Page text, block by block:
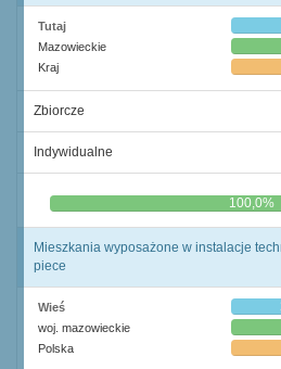
Tutaj
Mazowieckie
Kraj
Zbiorcze
Indywidualne
0,0% 100,0%
Mieszkania wyposażone w instalacje
piece
Wieś
woj. mazowieckie
Polska